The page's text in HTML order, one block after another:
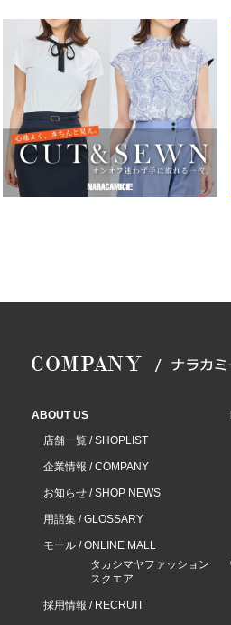
ABOUT US
店舗一覧 / SHOPLIST
企業情報 / COMPANY
お知らせ / SHOP NEWS
用語集 / GLOSSARY
モール / ONLINE MALL
タカシマヤファッション
スクエア
採用情報 / RECRUIT